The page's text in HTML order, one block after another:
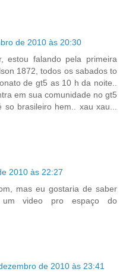
de 2010 às 20:30
estou falando pela primeira
1872, todos os sabados to
de gt5 as 10 h da noite..
em sua comunidade no gt5
brasileiro hem.. xau xau...
2010 às 22:27
mas eu gostaria de saber
video pro espaço do
de 2010 às 23:41